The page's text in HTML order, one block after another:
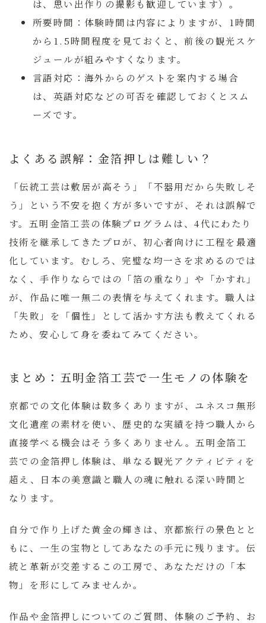
は、思い出作りの撮影も歓迎しています）。
所要時間： 体験時間は内容によりますが、1時間
から1.5時間程度を見ておくと、前後の観光スケ
ジュールが組みやすくなります。
言語対応： 海外からのゲストを案内する場合
は、英語対応などの可否を確認しておくとスム
ーズです。
よくある誤解：金箔押しは難しい？
「伝統工芸は敷居が高そう」「不器用だから失敗しそ
う」という不安を抱く方が多いですが、それは誤解で
す。 五明金箔工芸の体験プログラムは、4代にわたり
技術を継承してきたプロが、初心者向けに工程を最適
化しています。 むしろ、完璧な均一さを求めるのでは
なく、手作りならではの「箔の重なり」や「かすれ」
が、作品に唯一無二の表情を与えてくれます。職人は
「失敗」を「個性」として活かす方法も教えてくれる
ため、安心して身を委ねてみてください。
まとめ：五明金箔工芸で一生モノの体験を
京都での文化体験は数多くありますが、ユネスコ無形
文化遺産の素材を使い、歴史的な実績を持つ職人から
直接学べる機会はそう多くありません。五明金箔工
芸での金箔押し体験は、単なる観光アクティビティを
超え、日本の美意識と職人の魂に触れる深い時間と
なります。
自分で作り上げた黄金の輝きは、京都旅行の景色とと
もに、一生の宝物としてあなたの手元に残ります。 伝
統と革新が交差するこの工房で、あなただけの「本
物」を形にしてみませんか。
作品や金箔押しについてのご質問、体験のご予約、お